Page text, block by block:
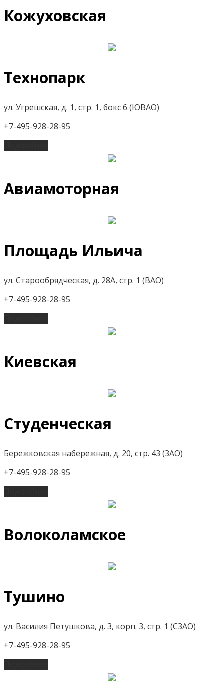
Кожуховская
Технопарк
ул. Угрешская, д. 1, стр. 1, бокс 6 (ЮВАО)
+7-495-928-28-95
Авиамоторная
Площадь Ильича
ул. Старообрядческая, д. 28А, стр. 1 (ВАО)
+7-495-928-28-95
Киевская
Студенческая
Бережковская набережная, д. 20, стр. 43 (ЗАО)
+7-495-928-28-95
Волоколамское
Тушино
ул. Василия Петушкова, д. 3, корп. 3, стр. 1 (СЗАО)
+7-495-928-28-95